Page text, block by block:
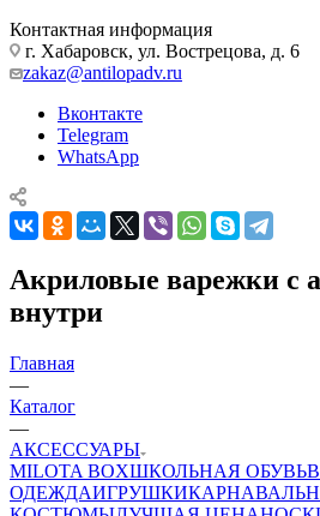
Контактная информация
г. Хабаровск, ул. Вострецова, д. 6
zakaz@antilopadv.ru
Вконтакте
Telegram
WhatsApp
Акриловые варежки с
внутри
Главная
—
Каталог
—
АКСЕССУАРЫ
MILOTA BOXШКОЛЬНАЯ ОБУВЬ
ОДЕЖДАИГРУШКИ